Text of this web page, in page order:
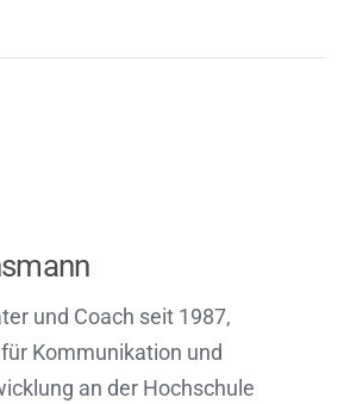
und Coach seit 1987,
Kommunikation und
an der Hochschule